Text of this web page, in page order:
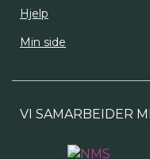
Hjelp
Min side
VI SAMARBEIDER